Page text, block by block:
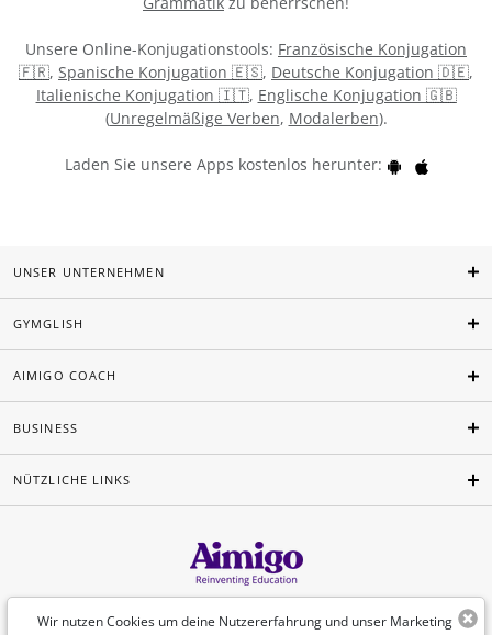
Unsere Online-Konjugationstools: Französische Konjugation
🇫🇷, Spanische Konjugation 🇪🇸, Deutsche Konjugation 🇩🇪,
Italienische Konjugation 🇮🇹, Englische Konjugation 🇬🇧
(Unregelmäßige Verben, Modalerben).
Laden Sie unsere Apps kostenlos herunter:
Wir nutzen Cookies um deine Nutzererfahrung und unser Marketing
UNSER UNTERNEHMEN
GYMGLISH
AIMIGO COACH
BUSINESS
NÜTZLICHE LINKS
Deutsch